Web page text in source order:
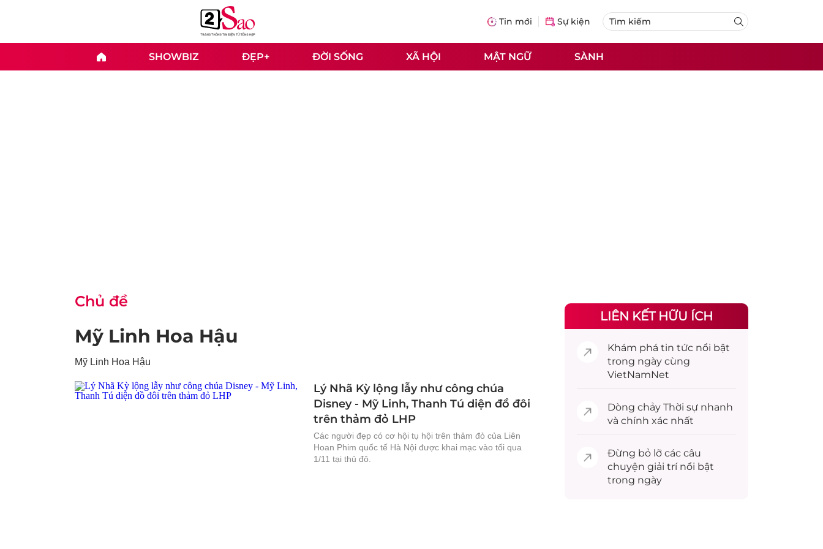
Tin mới Sự kiện
SHOWBIZ ĐẸP+ ĐỜI SỐNG XÃ HỘI MẬT NGỮ SÀNH
Chủ đề
Mỹ Linh Hoa Hậu
Mỹ Linh Hoa Hậu
Lý Nhã Kỳ lộng lẫy như công chúa
Disney - Mỹ Linh, Thanh Tú diện đồ đôi
trên thảm đỏ LHP
Các người đẹp có cơ hội tụ hội trên thảm đỏ của Liên
Hoan Phim quốc tế Hà Nội được khai mạc vào tối qua
1/11 tại thủ đô.
LIÊN KẾT HỮU ÍCH
Khám phá tin tức nổi bật
trong ngày cùng
VietNamNet
Dòng chảy Thời sự nhanh
và chính xác nhất
Đừng bỏ lỡ các câu
chuyện giải trínổi bật
trong ngày